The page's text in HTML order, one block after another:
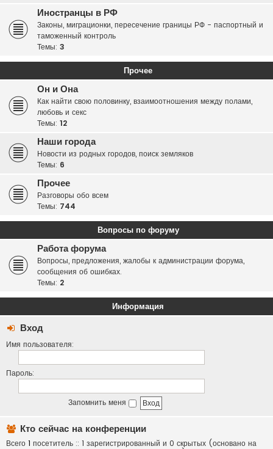
Иностранцы в РФ
Законы, миграционки, пересечение границы РФ - паспортный и
таможенный контроль
Темы: 3
Прочее
Он и Она
Как найти свою половинку, взаимоотношения между полами,
любовь и секс
Темы: 12
Наши города
Новости из родных городов, поиск земляков
Темы: 6
Прочее
Разговоры обо всем
Темы: 744
Вопросы по форуму
Работа форума
Вопросы, предложения, жалобы к администрации форума,
сообщения об ошибках.
Темы: 2
Информация
Вход
Имя пользователя:
Пароль:
Запомнить меня
Кто сейчас на конференции
Всего 1 посетитель :: 1 зарегистрированный и 0 скрытых (основано на